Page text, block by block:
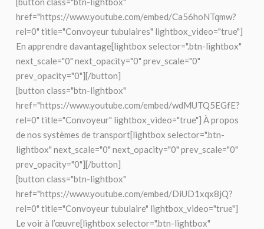
href="https://www.youtube.com/embed/Ca56hoNTqmw?
rel=0" title="Convoyeur tubulaires" lightbox_video="true"]
En apprendre davantage[lightbox selector=".btn-lightbox"
next_scale="0" next_opacity="0" prev_scale="0"
prev_opacity="0"][/button]
[button class="btn-lightbox"
href="https://www.youtube.com/embed/wdMUTQ5EGfE?
rel=0" title="Convoyeur" lightbox_video="true"] À propos
de nos systèmes de transport[lightbox selector=".btn-
lightbox" next_scale="0" next_opacity="0" prev_scale="0"
prev_opacity="0"][/button]
[button class="btn-lightbox"
href="https://www.youtube.com/embed/DiUD1xqx8jQ?
rel=0" title="Convoyeur tubulaire" lightbox_video="true"]
Le voir à l’œuvre[lightbox selector=".btn-lightbox"